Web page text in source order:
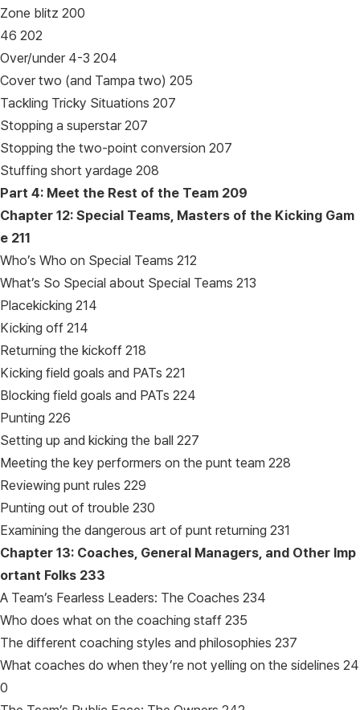
Zone blitz 200
46 202
Over/under 4-3 204
Cover two (and Tampa two) 205
Tackling Tricky Situations 207
Stopping a superstar 207
Stopping the two-point conversion 207
Stuffing short yardage 208
Part 4: Meet the Rest of the Team 209
Chapter 12: Special Teams, Masters of the Kicking Gam
e 211
Who’s Who on Special Teams 212
What’s So Special about Special Teams 213
Placekicking 214
Kicking off 214
Returning the kickoff 218
Kicking field goals and PATs 221
Blocking field goals and PATs 224
Punting 226
Setting up and kicking the ball 227
Meeting the key performers on the punt team 228
Reviewing punt rules 229
Punting out of trouble 230
Examining the dangerous art of punt returning 231
Chapter 13: Coaches, General Managers, and Other Imp
ortant Folks 233
A Team’s Fearless Leaders: The Coaches 234
Who does what on the coaching staff 235
The different coaching styles and philosophies 237
What coaches do when they’re not yelling on the sidelines 24
0